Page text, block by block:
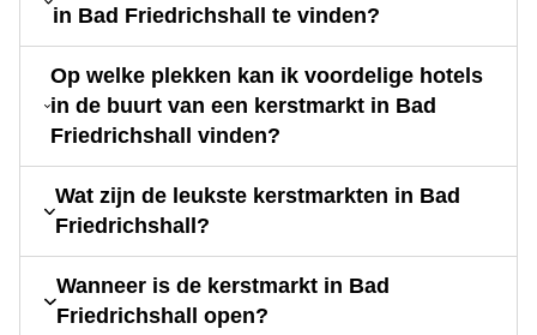
in Bad Friedrichshall te vinden?
Op welke plekken kan ik voordelige hotels
in de buurt van een kerstmarkt in Bad
Friedrichshall vinden?
Wat zijn de leukste kerstmarkten in Bad
Friedrichshall?
Wanneer is de kerstmarkt in Bad
Friedrichshall open?